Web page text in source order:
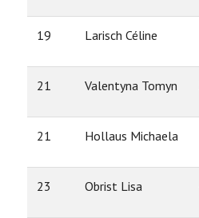
19 Larisch Céline
21 Valentyna Tomyn
21 Hollaus Michaela
23 Obrist Lisa